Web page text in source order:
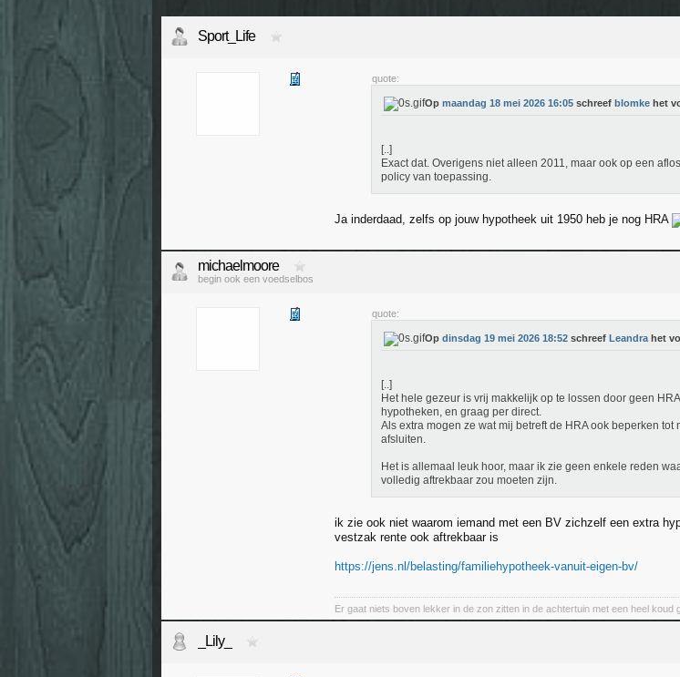
Sport_Life
quote:
Op maandag 18 mei 2026 16:05 schreef blomke het
[..]
Exact dat. Overigens niet alleen 2011, maar ook op een
policy van toepassing.
Ja inderdaad, zelfs op jouw hypotheek uit 1950 heb je nog HRA
michaelmoore
begin ook een voedselbos
quote:
Op dinsdag 19 mei 2026 18:52 schreef Leandra het
[..]
Het hele gezeur is vrij makkelijk op te lossen door geen
hypotheken, en graag per direct.
Als extra mogen ze wat mij betreft de HRA ook beperken
afsluiten.
Het is allemaal leuk hoor, maar ik zie geen enkele reden
volledig aftrekbaar zou moeten zijn.
ik zie ook niet waarom iemand met een BV zichzelf een extra
vestzak rente ook aftrekbaar is
https://jens.nl/belasting/familiehypotheek-vanuit-eigen-bv/
Er gaat niets boven lekker in de zon zitten in de achtertuin met een heel
_Lily_